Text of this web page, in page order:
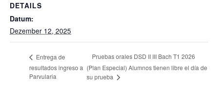
DETAILS
Datum:
Dezember 12, 2025
Entrega de
resultados ingreso a
Parvularia
Pruebas orales DSD II III Bach T1 2026
(Plan Especial) Alumnos tienen libre el día de
su prueba